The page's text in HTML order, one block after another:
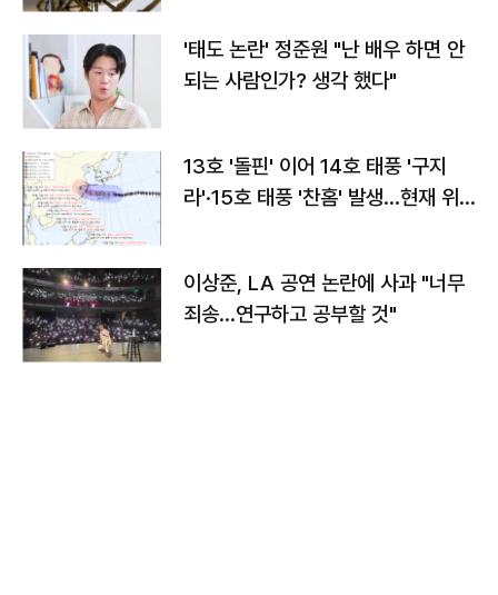
'태도 논란' 정준원 "난 배우 하면 안
되는 사람인가? 생각 했다"
13호 '돌핀' 이어 14호 태풍 '구지
라'·15호 태풍 '찬홈' 발생…현재 위
이상준, LA 공연 논란에 사과 "너무
죄송…연구하고 공부할 것"